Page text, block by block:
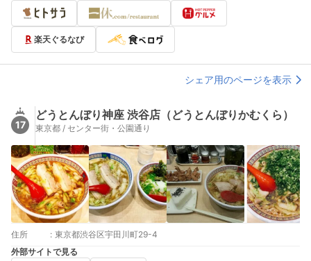
楽天ぐるなび
シェア用のページを表示
17
どうとんぼり神座 渋谷店（どうとんぼりかむくら）
東京都 / センター街・公園通り
住所 : 東京都渋谷区宇田川町29-4
外部サイトで見る